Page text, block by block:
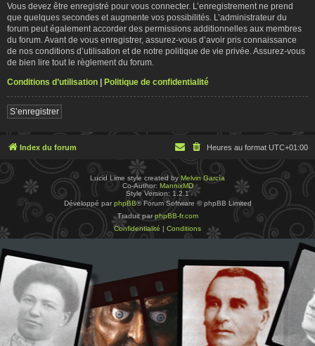
Vous devez être enregistré pour vous connecter. L’enregistrement ne prend
que quelques secondes et augmente vos possibilités. L’administrateur du
forum peut également accorder des permissions additionnelles aux membres
du forum. Avant de vous enregistrer, assurez-vous d’avoir pris connaissance
de nos conditions d’utilisation et de notre politique de vie privée. Assurez-vous
de bien lire tout le règlement du forum.
Conditions d’utilisation | Politique de confidentialité
S’enregistrer
Index du forum Heures au format UTC+01:00
Lucid Lime style created byMelvin García
Co-Author: MannixMD
Style Version: 1.2.1
Développé par phpBB® Forum Software © phpBB Limited
Traduit parphpBB-fr.com
Confidentialité | Conditions